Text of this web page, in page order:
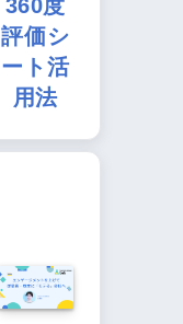
360度
評価シ
ート活
用法